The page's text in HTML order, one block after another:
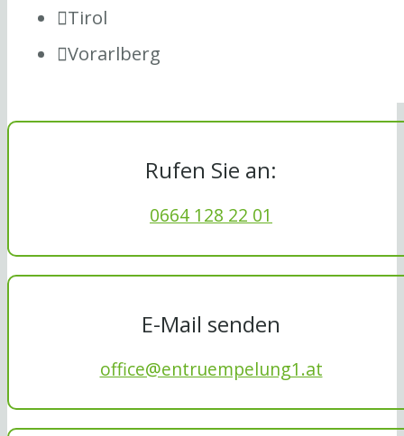
Tirol
Vorarlberg
Rufen Sie an:
0664 128 22 01
E-Mail senden
office@entruempelung1.at